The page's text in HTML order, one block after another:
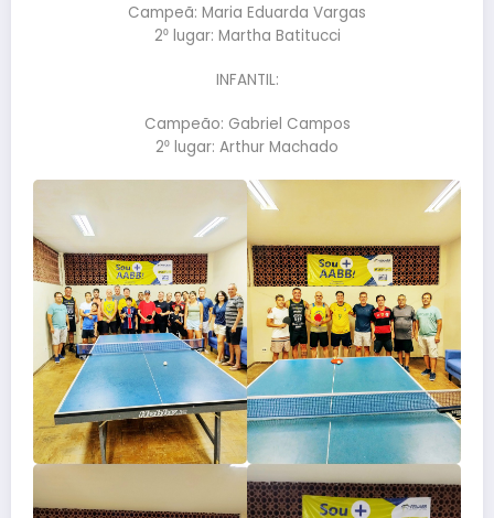
Campeã: Maria Eduarda Vargas
2⁰ lugar: Martha Batitucci
INFANTIL:
Campeão: Gabriel Campos
2⁰ lugar: Arthur Machado